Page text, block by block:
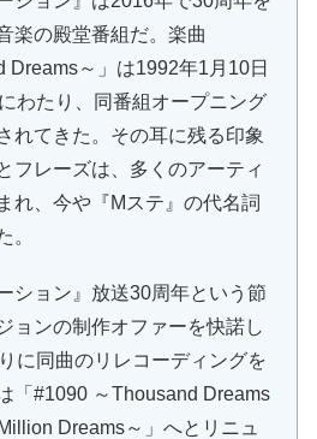
楽の殿堂番組だ。楽曲
Dreams～」は1992年1月10日
わたり、同番組オープニング
れてきた。その耳に残る印象
フレーズは、多くのアーティ
れ、今や『Mステ』の代名詞
。
ション』放送30周年という節
ョンの制作オファーを快諾し
に同曲のリレコーディングを
「#1090 ～Thousand Dreams
Dreams～」へとリニュ